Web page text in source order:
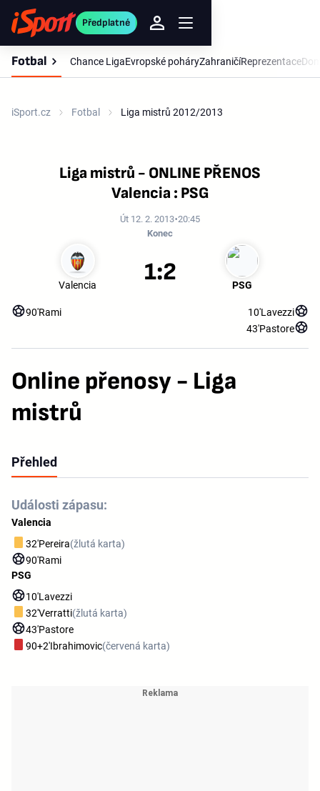
Předplatné
Fotbal Chance LigaEvropské poháryZahraničíReprezentace
iSport.cz Fotbal Liga mistrů 2012/2013
Liga mistrů - ONLINE PŘENOS
Valencia : PSG
Út 12. 2. 2013 20:45
Konec
Valencia PSG
1:2
90'Rami 10'Lavezzi
43'Pastore
Online přenosy - Liga
mistrů
Přehled
Události zápasu:
Valencia
32'Pereira(žlutá karta)
90'Rami
PSG
10'Lavezzi
32'Verratti(žlutá karta)
43'Pastore
90+2'Ibrahimovic(červená karta)